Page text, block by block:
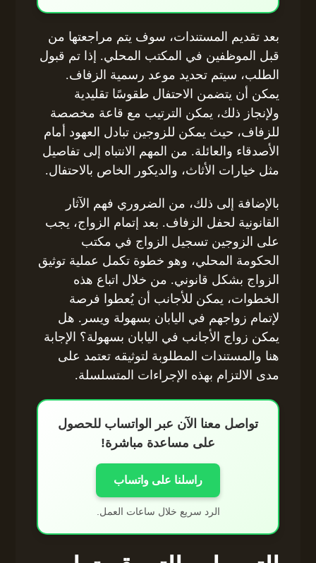
بعد تقديم المستندات، سوف يتم مراجعتها من
قبل الموظفين في المكتب المحلي. إذا تم قبول
الطلب، سيتم تحديد موعد رسمية الزفاف.
يمكن أن يتضمن الاحتفال طقوسًا تقليدية
ولإنجاز ذلك، يمكن الترتيب مع قاعة مخصصة
للزفاف، حيث يمكن للزوجين تبادل العهود أمام
الأصدقاء والعائلة. من المهم الانتباه إلى تفاصيل
مثل خيارات الأثاث، والديكور الخاص بالاحتفال.
بالإضافة إلى ذلك، من الضروري فهم الآثار
القانونية لحفل الزفاف. بعد إتمام الزواج، يجب
على الزوجين تسجيل الزواج في مكتب
الحكومة المحلي، وهو خطوة تكمل عملية توثيق
الزواج بشكل قانوني. من خلال اتباع هذه
الخطوات، يمكن للأجانب أن يُعطوا فرصة
لإتمام زواجهم في اليابان بسهولة ويسر. هل
يمكن زواج الأجانب في اليابان بسهولة؟ الإجابة
هنا والمستندات المطلوبة لتوثيقه تعتمد على
مدى الالتزام بهذه الإجراءات المتسلسلة.
تواصل معنا الآن عبر الواتساب للحصول
على مساعدة مباشرة!
راسلنا على واتساب
الرد سريع خلال ساعات العمل.